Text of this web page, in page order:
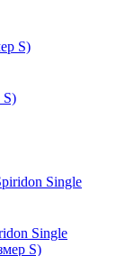
S)
Single